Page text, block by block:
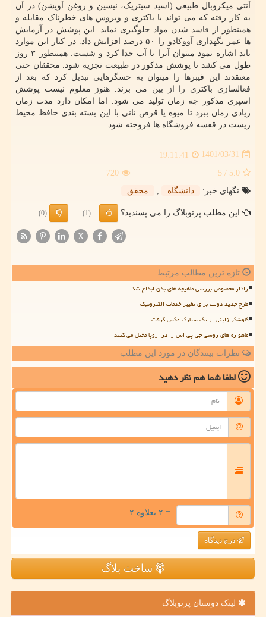
آنتی میکروبال طبیعی (اسید سیتریک، نیسین و روغن آویشن) در آن
به کار رفته که می تواند با باکتری و ویروس های خطرناک مقابله و
همینطور از فاسد شدن مواد جلوگیری نماید. این پوشش در آزمایش
ها عمر نگهداری آووکادو را ۵۰ درصد افزایش داد. در کنار این موارد
باید اشاره نمود میتوان آنرا با آب جدا کرد و شست. همینطور ۳ روز
طول می کشد تا پوشش مذکور در طبیعت تجزیه شود. محققان حتی
معتقدند این فیبرها را میتوان به حسگرهایی تبدیل کرد که بعد از
فعالسازی باکتری را از بین می برند. هنوز معلوم نیست پوشش
اسپری مذکور چه زمان تولید می شود. اما امکان دارد مدت زمان
زیادی زمان ببرد تا میوه یا قرص نانی با این بسته بندی حافظ محیط
زیست در قفسه فروشگاه ها فروخته شود.
1401/03/31
19:11:41
5.0
/ 5
720
تگهای خبر:
دانشگاه محقق
این مطلب پرتوبلاگ را می پسندید؟ (1)
(0)
X
تازه ترین مطالب مرتبط
رادار مخصوص بررسی ماهیچه های بدن ابداع شد
طرح جدید دولت برای تغییر خدمات الکترونیک
کاوشگر ژاپنی از یک سیارک عکس گرفت
ماهواره های روسی جی پی اس را در اروپا مختل می کنند
نظرات بینندگان در مورد این مطلب
لطفا شما همنظر دهید
= ۲ بعلاوه ۲
درج دیدگاه
ساخت بلاگ
لینک دوستان پرتوبلاگ